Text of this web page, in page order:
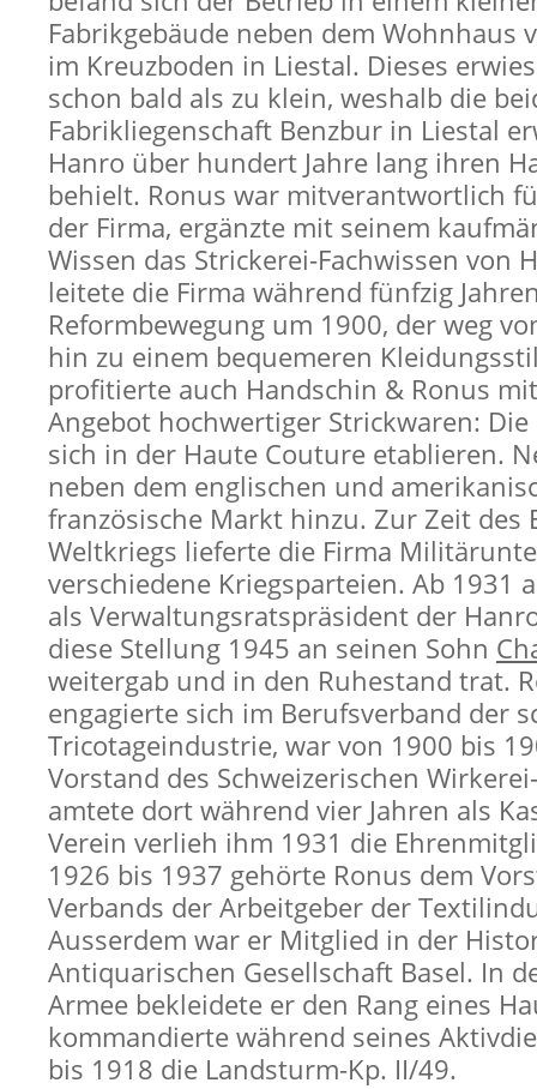
Fabrikgebäude neben dem Wohnhaus
im Kreuzboden in Liestal. Dieses
schon bald als zu klein, weshalb die
Fabrikliegenschaft Benzbur in Liestal
Hanro über hundert Jahre lang ihren
behielt. Ronus war mitverantwortlich
der Firma, ergänzte mit seinem
Wissen das Strickerei-Fachwissen von
leitete die Firma während fünfzig
Reformbewegung um 1900, der weg
hin zu einem bequemeren
profitierte auch Handschin & Ronus
Angebot hochwertiger Strickwaren:
sich in der Haute Couture etablieren.
neben dem englischen und
französische Markt hinzu. Zur Zeit des
Weltkriegs lieferte die Firma
verschiedene Kriegsparteien. Ab 1931
als Verwaltungsratspräsident der
diese Stellung 1945 an seinen Sohn
weitergab und in den Ruhestand trat.
engagierte sich im Berufsverband der
Tricotageindustrie, war von 1900 bis
Vorstand des Schweizerischen
amtete dort während vier Jahren als
Verein verlieh ihm 1931 die
1926 bis 1937 gehörte Ronus dem
Verbands der Arbeitgeber der
Ausserdem war er Mitglied in der
Antiquarischen Gesellschaft Basel. In
Armee bekleidete er den Rang eines
kommandierte während seines
bis 1918 die Landsturm-Kp. II/49.